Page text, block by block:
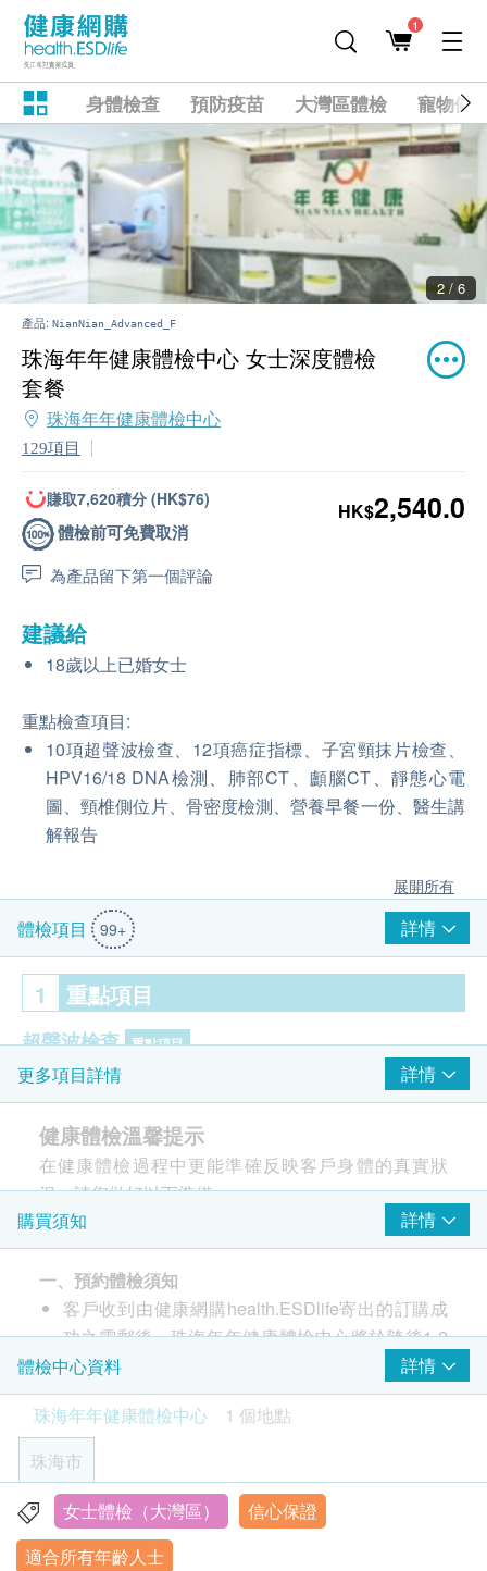
1
身體檢查 預防疫苗 大灣區體檢 寵物健
2 / 6
產品: NianNian_Advanced_F
珠海年年健康體檢中心 女士深度體檢
套餐
珠海年年健康體檢中心
129項目
賺取7,620積分 (HK$76)
體檢前可免費取消
為產品留下第一個評論
HK$2,540.0
建議給
18歲以上已婚女士
重點檢查項目:
10項超聲波檢查、12項癌症指標、子宮頸抹片檢查、
HPV16/18 DNA檢測、肺部CT、顱腦CT、靜態心電
圖、頸椎側位片、骨密度檢測、營養早餐一份、醫生講
解報告
展開所有
體檢項目 99+ 詳情
1 重點項目
超聲波檢查 重點項目
上腹腔超聲波:肝
上腹腔超聲波:脾
上腹腔超聲波:胰
上腹腔超聲波:腎
甲狀腺超聲波
頸動脈超聲波
心臟超聲波
陰道超聲波
乳房超聲波
子宮頸病變測試 (只限女士)
超薄柏氏抹片 (只適合有性經驗的女性檢查)
癌症指標
甲種胎蛋白 (肝癌)
癌胚抗原 (腸癌)
肺細胞角蛋白19片段
更多項目詳情 詳情
健康體檢溫馨提示
在健康體檢過程中更能準確反映客戶身體的真實狀
況，請您做好以下準備：
一、體檢前註意事項
1. 體檢前3日內保持正常飲食，不吃過於油膩、高蛋
白食物，不要飲酒，晚上應早休息，避免疲勞，婦科
體檢計畫避免性生活。
2. 體檢前需禁食至少8小時，以免影響血糖、血脂、
肝功能等檢查結果。
3.體檢中心早上7:40上班，請依規定時間抽血。最遲
不宜超過上午10:30。
4. 患有高血壓、冠心病的體檢者，早晨按常規服藥，
少量飲水服藥不影響檢查結果。
5. 患有糖尿病的體檢者請隨身攜帶常規藥品，空腹抽
血後依規定服藥。
6. 如做大便常規、大便潛血檢查，體檢前三天請勿食
購買須知 詳情
一、預約體檢須知
客戶收到由健康網購health.ESDlife寄出的訂購成
功之電郵後，珠海年年健康體檢中心將於隨後1-2
個工作日的辦公時間內，致電客戶預約身體檢查的
時間及地點。客戶亦可至少提前1個工作日聯絡醫
療中心進行預約（聯絡電話：+86 15992606496；
微信：15992606496）。
客戶至現場後，珠海年年健康體檢中心工作人員會
核對客戶的姓名、出生年月日、手機號及健康網購
health.ESDlife訂購成功之電郵。
訂單如需改期，請至少提前1個工作日聯絡珠海年
體檢中心資料
詳情
珠海年年健康體檢中心
1 個地點
珠海市
珠海市香洲區吉大景山路177-34-35-36號商鋪（萬科禧悅
匯三樓整層）
女士體檢（大灣區）
信心保證
適合所有年齡人士